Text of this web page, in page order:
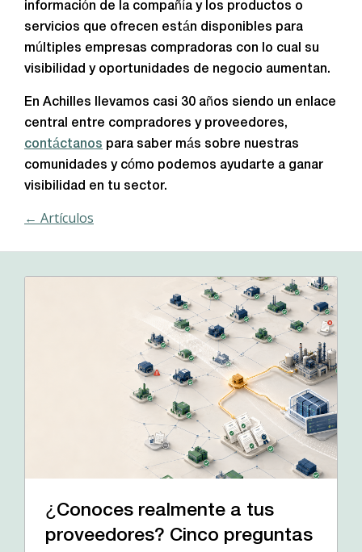
información de la compañía y los productos o
servicios que ofrecen están disponibles para
múltiples empresas compradoras con lo cual su
visibilidad y oportunidades de negocio aumentan.
En Achilles llevamos casi 30 años siendo un enlace
central entre compradores y proveedores,
contáctanos para saber más sobre nuestras
comunidades y cómo podemos ayudarte a ganar
visibilidad en tu sector.
← Artículos
¿Conoces realmente a tus
proveedores? Cinco preguntas